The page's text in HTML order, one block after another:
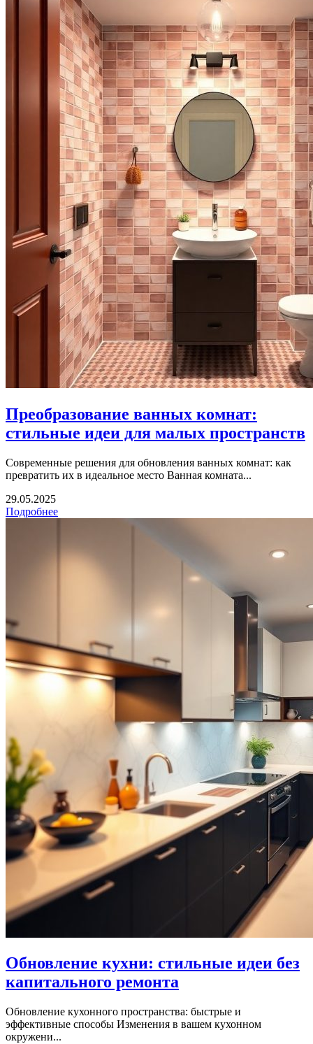
Преобразование ванных комнат:
стильные идеи для малых пространств
Современные решения для обновления ванных комнат: как
превратить их в идеальное место Ванная комната...
29.05.2025
Подробнее
Обновление кухни: стильные идеи без
капитального ремонта
Обновление кухонного пространства: быстрые и
эффективные способы Изменения в вашем кухонном
окружени...